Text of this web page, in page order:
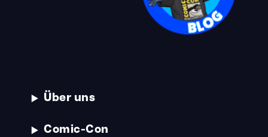
Über uns
Comic-Con